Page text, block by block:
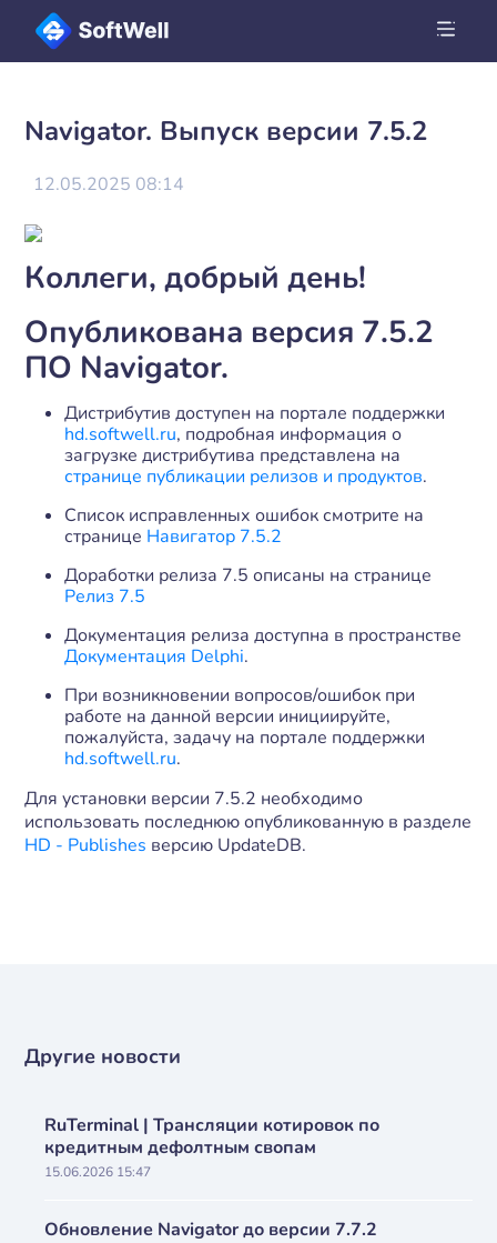
Navigator. Выпуск версии 7.5.2
12.05.2025 08:14
Коллеги, добрый день!
Опубликована версия 7.5.2
ПО Navigator.
Дистрибутив доступен на портале поддержки
hd.softwell.ru, подробная информация о
загрузке дистрибутива представлена на
странице публикации релизов и продуктов.
Список исправленных ошибок смотрите на
странице Навигатор 7.5.2
Доработки релиза 7.5 описаны на странице
Релиз 7.5
Документация релиза доступна в пространстве
Документация Delphi.
При возникновении вопросов/ошибок при
работе на данной версии инициируйте,
пожалуйста, задачу на портале поддержки
hd.softwell.ru.
Для установки версии 7.5.2 необходимо
использовать последнюю опубликованную в разделе
HD - Publishes версию UpdateDB.
Другие новости
RuTerminal | Трансляции котировок по
кредитным дефолтным свопам
15.06.2026 15:47
Обновление Navigator до версии 7.7.2